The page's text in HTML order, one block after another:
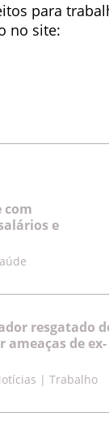
para
no site:
com
e
resgatado
de ex-
| Trabalho